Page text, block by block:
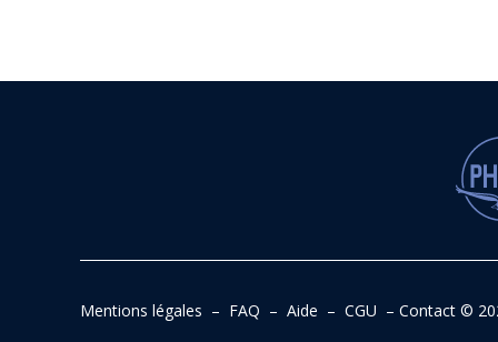
Mentions légales – FAQ – Aide – CGU – Contact©